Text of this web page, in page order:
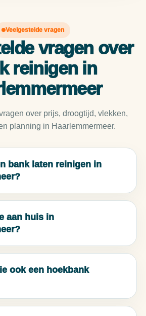
Veelgestelde vragen
vragen over
reinigen in
over prijs, droogtijd, vlekken,
planning in Haarlemmermeer.
bank laten reinigen in
aan huis in
ook een hoekbank